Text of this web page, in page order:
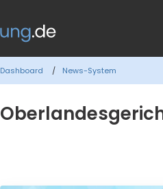
Dashboard News-System